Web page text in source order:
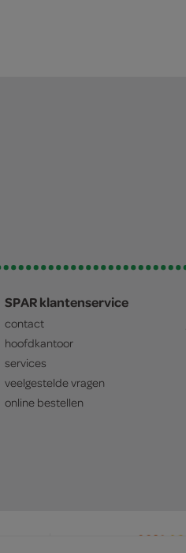
SPAR klantenservice
contact
hoofdkantoor
services
veelgestelde vragen
online bestellen